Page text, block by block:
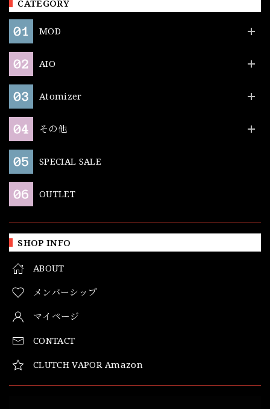
CATEGORY
MOD
AIO
Atomizer
その他
SPECIAL SALE
OUTLET
SHOP INFO
ABOUT
メンバーシップ
マイページ
CONTACT
CLUTCH VAPOR Amazon